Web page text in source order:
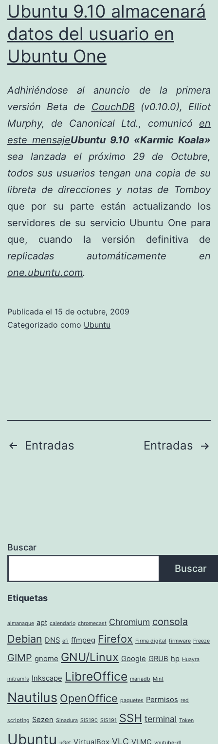
Ubuntu 9.10 almacenará
datos del usuario en
Ubuntu One
Adhiriéndose al anuncio de la primera
versión Beta de CouchDB(v0.10.0), Elliot
Murphy, de Canonical Ltd., comunicó en
este mensajeUbuntu 9.10 «Karmic Koala»
sea lanzada el próximo 29 de Octubre,
todos sus usuarios tengan una copia de su
libreta de direcciones y notas de Tomboy
que por su parte están actualizando los
servidores de su servicio Ubuntu One para
que, cuando la versión definitiva de
replicadas automáticamente en
one.ubuntu.com.
Publicada el 15 de octubre, 2009
Categorizado como Ubuntu
Paginación
Entradas Entradas
Buscar
Buscar
Etiquetas
almanaque apt calendario chromecast Chromium consola
Debian DNS efi ffmpeg Firefox Firma digital firmware Freeze
GIMP gnome GNU/Linux Google GRUB hp Huayra
initramfs Inkscape LibreOffice mariadb Mint
Nautilus OpenOffice paquetes Permisos red
scripting Sezen Sinadura SiS190 SiS191 SSH terminal Token
Ubuntu VirtualBox VLC VLMC